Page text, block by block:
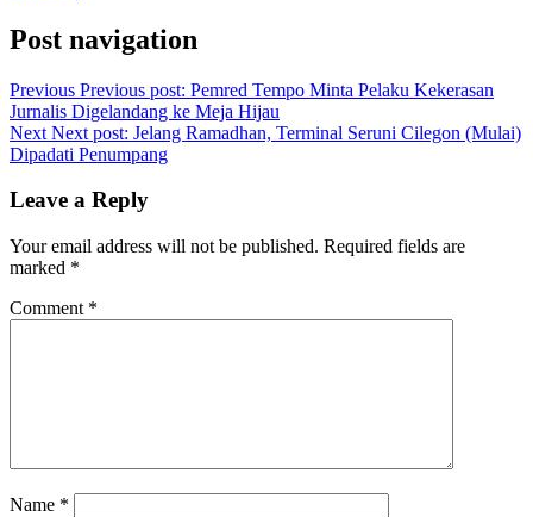
Post navigation
Previous Previous post: Pemred Tempo Minta Pelaku Kekerasan
Jurnalis Digelandang ke Meja Hijau
Next Next post: Jelang Ramadhan, Terminal Seruni Cilegon (Mulai)
Dipadati Penumpang
Leave a Reply
Your email address will not be published. Required fields are
marked *
Comment *
Name *